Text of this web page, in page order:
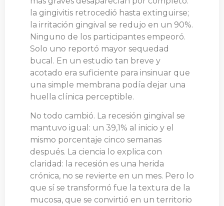
la gingivitis retrocedió hasta extinguirse;
la irritación gingival se redujo en un 90%.
Ninguno de los participantes empeoró.
Solo uno reportó mayor sequedad
bucal. En un estudio tan breve y
acotado era suficiente para insinuar que
una simple membrana podía dejar una
huella clínica perceptible.
No todo cambió. La recesión gingival se
mantuvo igual: un 39,1% al inicio y el
mismo porcentaje cinco semanas
después. La ciencia lo explica con
claridad: la recesión es una herida
crónica, no se revierte en un mes. Pero lo
que sí se transformó fue la textura de la
mucosa, que se convirtió en un territorio